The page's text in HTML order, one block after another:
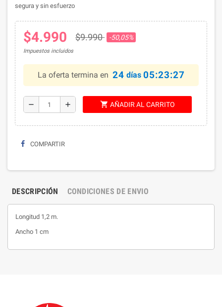
segura y sin esfuerzo
$4.990 $9.990 -50,05%
Impuestos incluidos
La oferta termina en 24 días 05:23:26
remove add shopping_cart AÑADIR AL CARRITO
COMPARTIR
DESCRIPCIÓN CONDICIONES DE ENVIO
Longitud 1,2 m.
Ancho 1 cm